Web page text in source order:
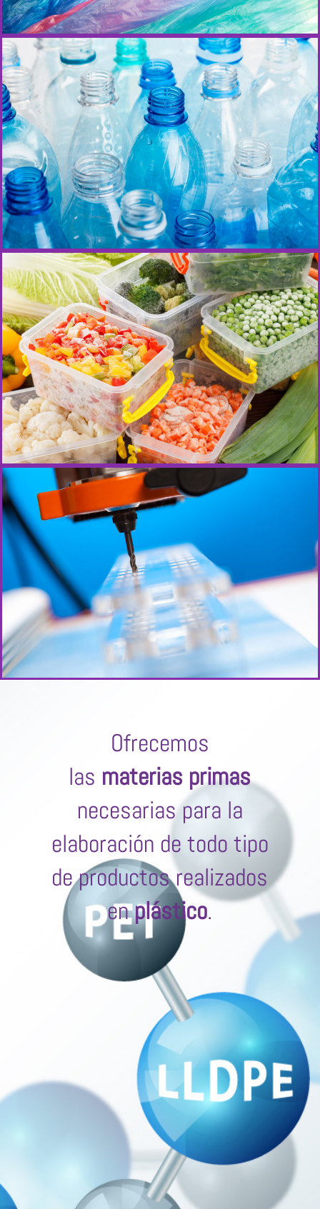
Ofrecemos
las materias primas
necesarias para la
elaboración de todo tipo
de productos realizados
enplástico.